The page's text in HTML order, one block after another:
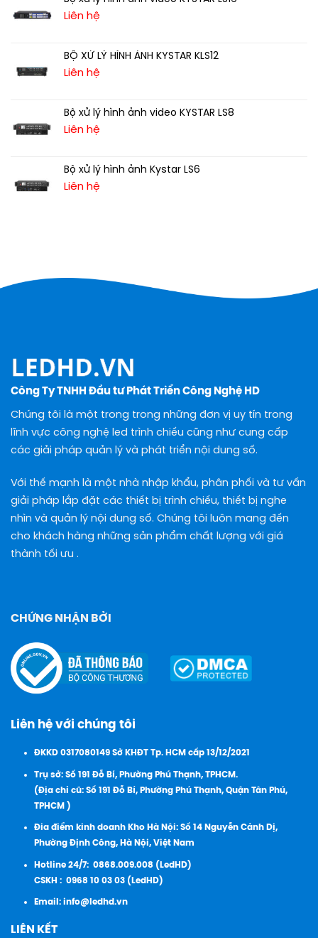
Liên hệ
BỘ XỬ LÝ HÌNH ẢNH KYSTAR KLS12
Liên hệ
Bộ xử lý hình ảnh video KYSTAR LS8
Liên hệ
Bộ xử lý hình ảnh Kystar LS6
Liên hệ
Công Ty TNHH Đầu tư Phát Triển Công Nghệ HD
Chúng tôi là một trong trong những đơn vị uy tín trong
lĩnh vực công nghệ led trình chiếu cũng như cung cấp
các giải pháp quản lý và phát triển nội dung số.
Với thế mạnh là một nhà nhập khẩu, phân phối và tư vấn
giải pháp lắp đặt các thiết bị trình chiếu, thiết bị nghe
nhìn và quản lý nội dung số. Chúng tôi luôn mang đến
cho khách hàng những sản phẩm chất lượng với giá
thành tối ưu .
CHỨNG NHẬN BỞI
Liên hệ với chúng tôi
ĐKKD 0317080149 Sở KHĐT Tp. HCM cấp 13/12/2021
Trụ sở: Số 191 Đỗ Bí, Phường Phú Thạnh, TPHCM.
(Địa chỉ cũ: Số 191 Đỗ Bí, Phường Phú Thạnh, Quận Tân Phú,
TPHCM )
Đia điểm kinh doanh Kho Hà Nội: Số 14 Nguyễn Cảnh Dị,
Phường Định Công, Hà Nội, Việt Nam
Hotline 24/7: 0868.009.008 (LedHD)
CSKH : 0968 10 03 03 (LedHD)
Email:info@ledhd.vn
LIÊN KẾT